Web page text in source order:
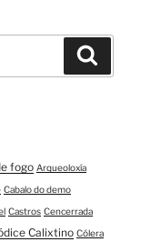
fogo Arqueoloxía
Cabalo do demo
Castros Cencerrada
Calixtino Cólera